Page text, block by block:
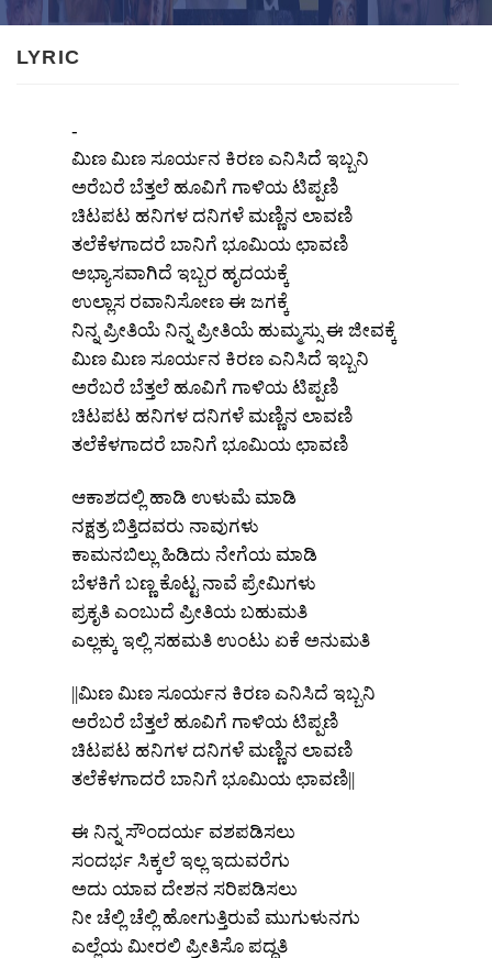
LYRIC
-
ಮಿಣ ಮಿಣ ಸೂರ್ಯನ ಕಿರಣ ಎನಿಸಿದೆ ಇಬ್ಬನಿ
ಅರೆಬರೆ ಬೆತ್ತಲೆ ಹೂವಿಗೆ ಗಾಳಿಯ ಟಿಪ್ಪಣಿ
ಚಿಟಪಟ ಹನಿಗಳ ದನಿಗಳೆ ಮಣ್ಣಿನ ಲಾವಣಿ
ತಲೆಕೆಳಗಾದರೆ ಬಾನಿಗೆ ಭೂಮಿಯ ಛಾವಣಿ
ಅಭ್ಯಾಸವಾಗಿದೆ ಇಬ್ಬರ ಹೃದಯಕ್ಕೆ
ಉಲ್ಲಾಸ ರವಾನಿಸೋಣ ಈ ಜಗಕ್ಕೆ
ನಿನ್ನ ಪ್ರೀತಿಯೆ ನಿನ್ನ ಪ್ರೀತಿಯೆ ಹುಮ್ಮಸ್ಸು ಈ ಜೀವಕ್ಕೆ
ಮಿಣ ಮಿಣ ಸೂರ್ಯನ ಕಿರಣ ಎನಿಸಿದೆ ಇಬ್ಬನಿ
ಅರೆಬರೆ ಬೆತ್ತಲೆ ಹೂವಿಗೆ ಗಾಳಿಯ ಟಿಪ್ಪಣಿ
ಚಿಟಪಟ ಹನಿಗಳ ದನಿಗಳೆ ಮಣ್ಣಿನ ಲಾವಣಿ
ತಲೆಕೆಳಗಾದರೆ ಬಾನಿಗೆ ಭೂಮಿಯ ಛಾವಣಿ
ಆಕಾಶದಲ್ಲಿ ಹಾಡಿ ಉಳುಮೆ ಮಾಡಿ
ನಕ್ಷತ್ರ ಬಿತ್ತಿದವರು ನಾವುಗಳು
ಕಾಮನಬಿಲ್ಲು ಹಿಡಿದು ನೇಗೆಯ ಮಾಡಿ
ಬೆಳಕಿಗೆ ಬಣ್ಣ ಕೊಟ್ಟ ನಾವೆ ಪ್ರೇಮಿಗಳು
ಪ್ರಕೃತಿ ಎಂಬುದೆ ಪ್ರೀತಿಯ ಬಹುಮತಿ
ಎಲ್ಲಕ್ಕು ಇಲ್ಲಿ ಸಹಮತಿ ಉಂಟು ಏಕೆ ಅನುಮತಿ
||ಮಿಣ ಮಿಣ ಸೂರ್ಯನ ಕಿರಣ ಎನಿಸಿದೆ ಇಬ್ಬನಿ
ಅರೆಬರೆ ಬೆತ್ತಲೆ ಹೂವಿಗೆ ಗಾಳಿಯ ಟಿಪ್ಪಣಿ
ಚಿಟಪಟ ಹನಿಗಳ ದನಿಗಳೆ ಮಣ್ಣಿನ ಲಾವಣಿ
ತಲೆಕೆಳಗಾದರೆ ಬಾನಿಗೆ ಭೂಮಿಯ ಛಾವಣಿ||
ಈ ನಿನ್ನ ಸೌಂದರ್ಯ ವಶಪಡಿಸಲು
ಸಂದರ್ಭ ಸಿಕ್ಕಲೆ ಇಲ್ಲ ಇದುವರೆಗು
ಅದು ಯಾವ ದೇಶನ ಸರಿಪಡಿಸಲು
ನೀ ಚೆಲ್ಲಿ ಚೆಲ್ಲಿ ಹೋಗುತ್ತಿರುವೆ ಮುಗುಳುನಗು
ಎಲ್ಲೆಯ ಮೀರಲಿ ಪ್ರೀತಿಸೊ ಪದ್ದತಿ